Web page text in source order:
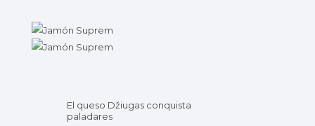
El queso Džiugas conquista
paladares